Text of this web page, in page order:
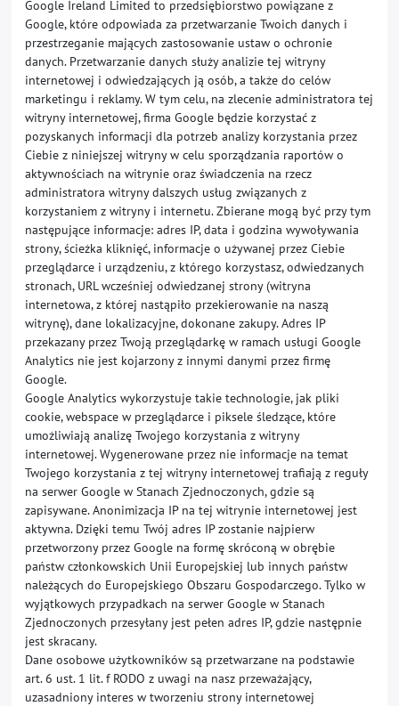
Google Ireland Limited to przedsiębiorstwo powiązane z
Google, które odpowiada za przetwarzanie Twoich danych i
przestrzeganie mających zastosowanie ustaw o ochronie
danych. Przetwarzanie danych służy analizie tej witryny
internetowej i odwiedzających ją osób, a także do celów
marketingu i reklamy. W tym celu, na zlecenie administratora tej
witryny internetowej, firma Google będzie korzystać z
pozyskanych informacji dla potrzeb analizy korzystania przez
Ciebie z niniejszej witryny w celu sporządzania raportów o
aktywnościach na witrynie oraz świadczenia na rzecz
administratora witryny dalszych usług związanych z
korzystaniem z witryny i internetu. Zbierane mogą być przy tym
następujące informacje: adres IP, data i godzina wywoływania
strony, ścieżka kliknięć, informacje o używanej przez Ciebie
przeglądarce i urządzeniu, z którego korzystasz, odwiedzanych
stronach, URL wcześniej odwiedzanej strony (witryna
internetowa, z której nastąpiło przekierowanie na naszą
witrynę), dane lokalizacyjne, dokonane zakupy. Adres IP
przekazany przez Twoją przeglądarkę w ramach usługi Google
Analytics nie jest kojarzony z innymi danymi przez firmę
Google.
Google Analytics wykorzystuje takie technologie, jak pliki
cookie, webspace w przeglądarce i piksele śledzące, które
umożliwiają analizę Twojego korzystania z witryny
internetowej. Wygenerowane przez nie informacje na temat
Twojego korzystania z tej witryny internetowej trafiają z reguły
na serwer Google w Stanach Zjednoczonych, gdzie są
zapisywane. Anonimizacja IP na tej witrynie internetowej jest
aktywna. Dzięki temu Twój adres IP zostanie najpierw
przetworzony przez Google na formę skróconą w obrębie
państw członkowskich Unii Europejskiej lub innych państw
należących do Europejskiego Obszaru Gospodarczego. Tylko w
wyjątkowych przypadkach na serwer Google w Stanach
Zjednoczonych przesyłany jest pełen adres IP, gdzie następnie
jest skracany.
Dane osobowe użytkowników są przetwarzane na podstawie
art. 6 ust. 1 lit. f RODO z uwagi na nasz przeważający,
uzasadniony interes w tworzeniu strony internetowej